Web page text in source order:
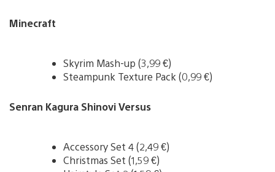
Minecraft
Skyrim Mash-up (3,99 €)
Steampunk Texture Pack (0,99 €)
Senran Kagura Shinovi Versus
Accessory Set 4 (2,49 €)
Christmas Set (1,59 €)